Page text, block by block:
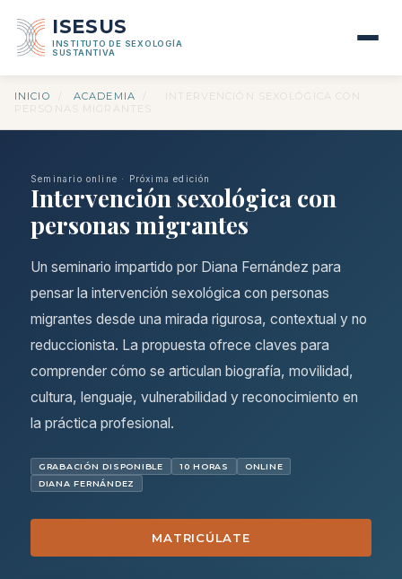
ISESUS
INSTITUTO DE SEXOLOGÍA
SUSTANTIVA
INICIO ACADEMIA
INTERVENCIÓN SEXOLÓGICA CON
PERSONAS MIGRANTES
Seminario online · Próxima edición
Intervención sexológica con
personas migrantes
Un seminario impartido por Diana Fernández para
pensar la intervención sexológica con personas
migrantes desde una mirada rigurosa, contextual y no
reduccionista. La propuesta ofrece claves para
comprender cómo se articulan biografía, movilidad,
cultura, lenguaje, vulnerabilidad y reconocimiento en
la práctica profesional.
GRABACIÓN DISPONIBLE 10 HORAS
ONLINE
DIANA FERNÁNDEZ
MATRICÚLATE